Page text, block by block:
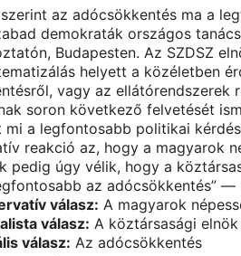
szerint az adócsökkentés ma a
demokraták országos
Budapesten. Az SZDSZ
helyett a közéletben
vagy az ellátórendszerek
soron következő felvetését
mi a legfontosabb politikai
reakció az, hogy a magyarok
pedig úgy vélik, hogy a
az adócsökkentés” —
válasz: A magyarok
válasz: A köztársasági
válasz: Az adócsökkentés